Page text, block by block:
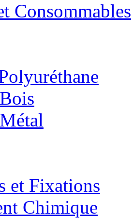
Consommables
et Fixations
Chimique